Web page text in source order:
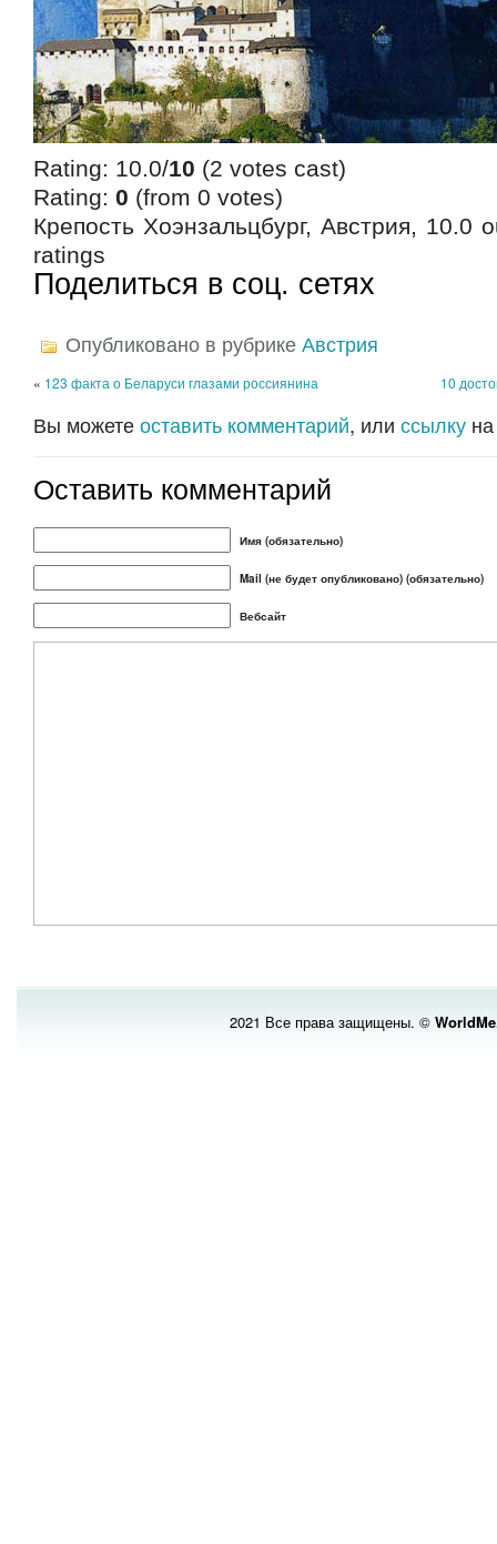
Rating: 10.0/10 (2 votes cast)
Rating: 0 (from 0 votes)
Крепость Хоэнзальцбург, Австрия, 10.0
ratings
Поделиться в соц. сетях
Опубликовано в рубрике Австрия
« 123 факта о Беларуси глазами россиянина 10
Вы можетеоставить комментарий, или ссылку
Оставить комментарий
Имя (обязательно)
Mail (не будет опубликовано) (обязательно)
Вебсайт
2021 Все права защищены. ©